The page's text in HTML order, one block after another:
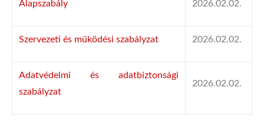
Alapszabály 2026.02.02.
Szervezeti és működési szabályzat 2026.02.02.
Adatvédelmi és adatbiztonsági
szabályzat
2026.02.02.